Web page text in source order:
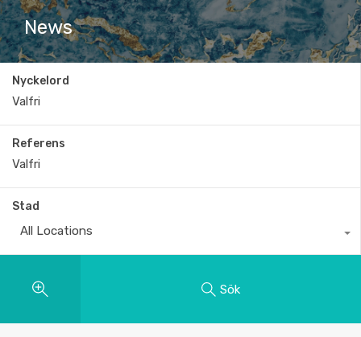
News
Nyckelord
Referens
Stad
All Locations
Sök